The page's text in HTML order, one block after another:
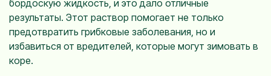
бордоскую жидкость, и это дало отличные
результаты. Этот раствор помогает не только
предотвратить грибковые заболевания, но и
избавиться от вредителей, которые могут зимовать в
коре.